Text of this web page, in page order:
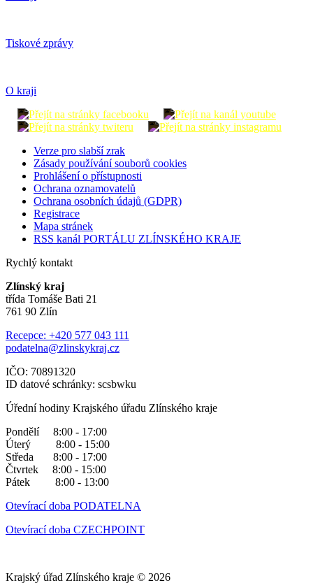
Tiskové zprávy
O kraji
Verze pro slabší zrak
Zásady používání souborů cookies
Prohlášení o přístupnosti
Ochrana oznamovatelů
Ochrana osobních údajů (GDPR)
Registrace
Mapa stránek
RSS kanál PORTÁLU ZLÍNSKÉHO KRAJE
Rychlý kontakt
Zlínský kraj
třída Tomáše Bati 21
761 90 Zlín
Recepce: +420 577 043 111
podatelna@zlinskykraj.cz
IČO: 70891320
ID datové schránky: scsbwku
Úřední hodiny Krajského úřadu Zlínského kraje
Pondělí 8:00 - 17:00
Úterý 8:00 - 15:00
Středa 8:00 - 17:00
Čtvrtek 8:00 - 15:00
Pátek 8:00 - 13:00
Otevírací doba PODATELNA
Otevírací doba CZECHPOINT
Krajský úřad Zlínského kraje © 2026